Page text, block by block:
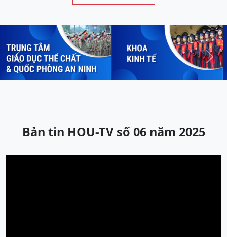
Previous Next
Bản tin HOU-TV số 06 năm 2025